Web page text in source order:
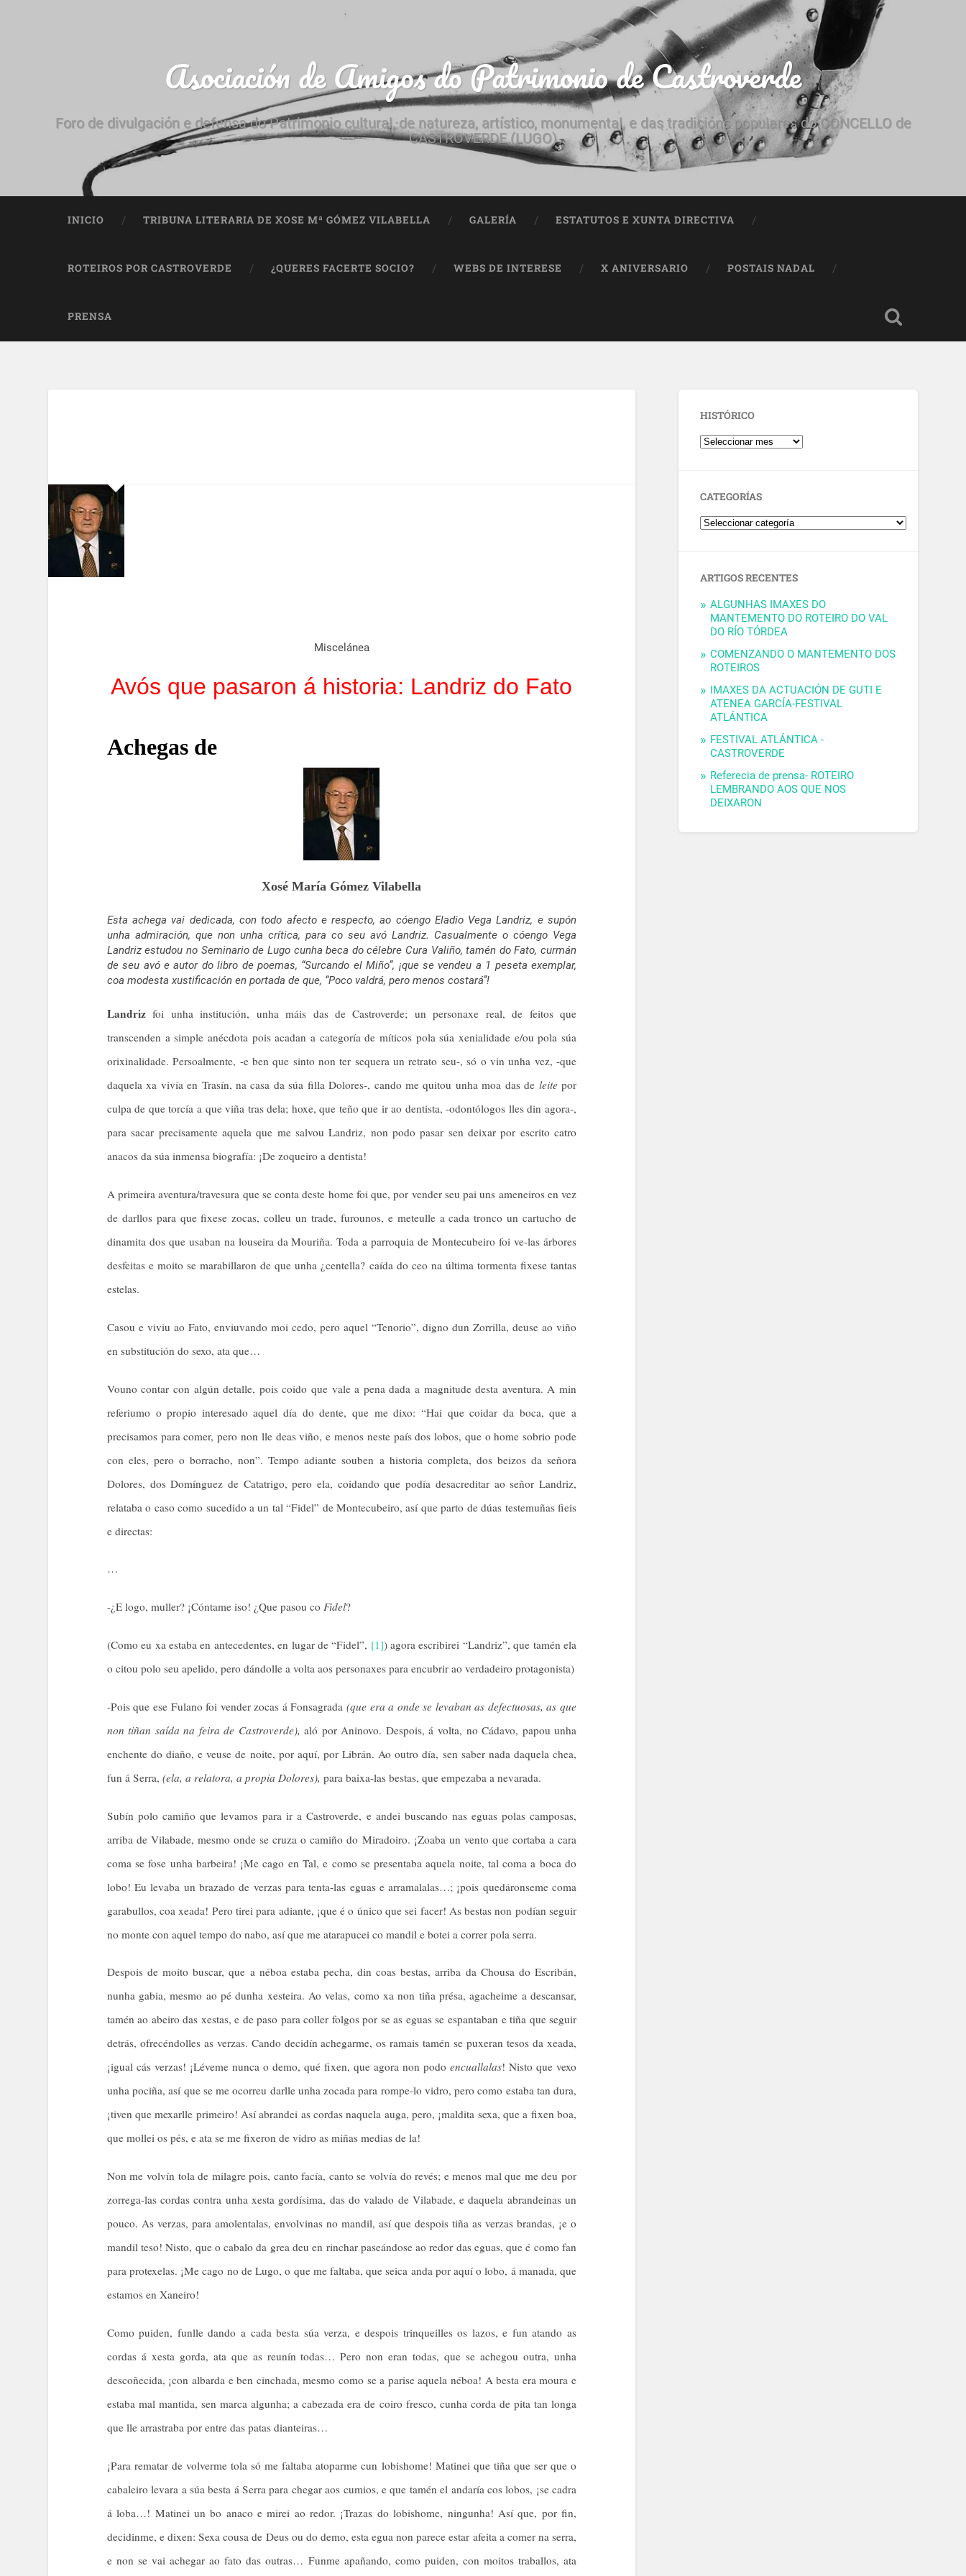
Asociación de Amigos do Patrimonio de Castroverde
Foro de divulgación e defensa do Patrimonio cultural, de natureza, artístico, monumental, e das tradicións populares do CONCELLO de
CASTROVERDE (LUGO)
INICIO TRIBUNA LITERARIA DE XOSE Mª GÓMEZ VILABELLA GALERÍA ESTATUTOS E XUNTA DIRECTIVA
ROTEIROS POR CASTROVERDE ¿QUERES FACERTE SOCIO? WEBS DE INTERESE X ANIVERSARIO POSTAIS NADAL
PRENSA
Miscelánea
Avós que pasaron á historia: Landriz do Fato
Achegas de
Xosé María Gómez Vilabella
Esta achega vai dedicada, con todo afecto e respecto, ao cóengo Eladio Vega Landriz, e supón
unha admiración, que non unha crítica, para co seu avó Landriz. Casualmente o cóengo Vega
Landriz estudou no Seminario de Lugo cunha beca do célebre Cura Valiño, tamén do Fato, curmán
de seu avó e autor do libro de poemas, “Surcando el Miño”, ¡que se vendeu a 1 peseta exemplar,
coa modesta xustificación en portada de que, “Poco valdrá, pero menos costará”!
Landrizfoi unha institución, unha máis das de Castroverde; un personaxe real, de feitos que
transcenden a simple anécdota pois acadan a categoría de míticos pola súa xenialidade e/ou pola súa
orixinalidade. Persoalmente, -e ben que sinto non ter sequera un retrato seu-, só o vin unha vez, -que
daquela xa vivía en Trasín, na casa da súa filla Dolores-, cando me quitou unha moa das de leitepor
culpa de que torcía a que viña tras dela; hoxe, que teño que ir ao dentista, -odontólogos lles din agora-,
para sacar precisamente aquela que me salvou Landriz, non podo pasar sen deixar por escrito catro
anacos da súa inmensa biografía: ¡De zoqueiro a dentista!
A primeira aventura/travesura que se conta deste home foi que, por vender seu pai uns ameneiros en vez
de darllos para que fixese zocas, colleu un trade, furounos, e meteulle a cada tronco un cartucho de
dinamita dos que usaban na louseira da Mouriña. Toda a parroquia de Montecubeiro foi ve-las árbores
desfeitas e moito se marabillaron de que unha ¿centella? caída do ceo na última tormenta fixese tantas
estelas.
Casou e viviu ao Fato, enviuvando moi cedo, pero aquel “Tenorio”, digno dun Zorrilla, deuse ao viño
en substitución do sexo, ata que…
Vouno contar con algún detalle, pois coido que vale a pena dada a magnitude desta aventura. A min
referiumo o propio interesado aquel día do dente, que me dixo: “Hai que coidar da boca, que a
precisamos para comer, pero non lle deas viño, e menos neste país dos lobos, que o home sobrio pode
con eles, pero o borracho, non”. Tempo adiante souben a historia completa, dos beizos da señora
Dolores, dos Domínguez de Catatrigo, pero ela, coidando que podía desacreditar ao señor Landriz,
relataba o caso como sucedido a un tal “Fidel” de Montecubeiro, así que parto de dúas testemuñas fieis
e directas:
…
-¿E logo, muller? ¡Cóntame iso! ¿Que pasou co Fidel?
(Como eu xa estaba en antecedentes, en lugar de “Fidel”, [1]) agora escribirei “Landriz”, que tamén ela
o citou polo seu apelido, pero dándolle a volta aos personaxes para encubrir ao verdadeiro protagonista)
-Pois que ese Fulano foi vender zocas á Fonsagrada (que era a onde se levaban as defectuosas, as que
non tiñan saída na feira de Castroverde), aló por Aninovo. Despois, á volta, no Cádavo, papou unha
enchente do diaño, e veuse de noite, por aquí, por Librán. Ao outro día, sen saber nada daquela chea,
fun á Serra, (ela, a relatora, a propia Dolores), para baixa-las bestas, que empezaba a nevarada.
Subín polo camiño que levamos para ir a Castroverde, e andei buscando nas eguas polas camposas,
arriba de Vilabade, mesmo onde se cruza o camiño do Miradoiro. ¡Zoaba un vento que cortaba a cara
coma se fose unha barbeira! ¡Me cago en Tal, e como se presentaba aquela noite, tal coma a boca do
lobo! Eu levaba un brazado de verzas para tenta-las eguas e arramalalas…; ¡pois quedáronseme coma
garabullos, coa xeada! Pero tirei para adiante, ¡que é o único que sei facer! As bestas non podían seguir
no monte con aquel tempo do nabo, así que me atarapucei co mandil e botei a correr pola serra.
Despois de moito buscar, que a néboa estaba pecha, din coas bestas, arriba da Chousa do Escribán,
nunha gabia, mesmo ao pé dunha xesteira. Ao velas, como xa non tiña présa, agacheime a descansar,
tamén ao abeiro das xestas, e de paso para coller folgos por se as eguas se espantaban e tiña que seguir
detrás, ofrecéndolles as verzas. Cando decidín achegarme, os ramais tamén se puxeran tesos da xeada,
¡igual cás verzas! ¡Léveme nunca o demo, qué fixen, que agora non podo encuallalas! Nisto que vexo
unha pociña, así que se me ocorreu darlle unha zocada para rompe-lo vidro, pero como estaba tan dura,
¡tiven que mexarlle primeiro! Así abrandei as cordas naquela auga, pero, ¡maldita sexa, que a fixen boa,
que mollei os pés, e ata se me fixeron de vidro as miñas medias de la!
Non me volvín tola de milagre pois, canto facía, canto se volvía do revés; e menos mal que me deu por
zorrega-las cordas contra unha xesta gordísima, das do valado de Vilabade, e daquela abrandeinas un
pouco. As verzas, para amolentalas, envolvinas no mandil, así que despois tiña as verzas brandas, ¡e o
mandil teso! Nisto, que o cabalo da grea deu en rinchar paseándose ao redor das eguas, que é como fan
para protexelas. ¡Me cago no de Lugo, o que me faltaba, que seica anda por aquí o lobo, á manada, que
estamos en Xaneiro!
Como puiden, funlle dando a cada besta súa verza, e despois trinqueilles os lazos, e fun atando as
cordas á xesta gorda, ata que as reunín todas… Pero non eran todas, que se achegou outra, unha
descoñecida, ¡con albarda e ben cinchada, mesmo como se a parise aquela néboa! A besta era moura e
estaba mal mantida, sen marca algunha; a cabezada era de coiro fresco, cunha corda de pita tan longa
que lle arrastraba por entre das patas dianteiras…
¡Para rematar de volverme tola só me faltaba atoparme cun lobishome! Matinei que tiña que ser que o
cabaleiro levara a súa besta á Serra para chegar aos cumios, e que tamén el andaría cos lobos, ¡se cadra
á loba…! Matinei un bo anaco e mirei ao redor. ¡Trazas do lobishome, ningunha! Así que, por fin,
decidinme, e dixen: Sexa cousa de Deus ou do demo, esta egua non parece estar afeita a comer na serra,
e non se vai achegar ao fato das outras… Funme apañando, como puiden, con moitos traballos, ata
HISTÓRICO
CATEGORÍAS
ARTIGOS RECENTES
ALGUNHAS IMAXES DO
MANTEMENTO DO ROTEIRO DO VAL
DO RÍO TÓRDEA
COMENZANDO O MANTEMENTO DOS
ROTEIROS
IMAXES DA ACTUACIÓN DE GUTI E
ATENEA GARCÍA-FESTIVAL
ATLÁNTICA
FESTIVAL ATLÁNTICA -
CASTROVERDE
Referecia de prensa- ROTEIRO
LEMBRANDO AOS QUE NOS
DEIXARON